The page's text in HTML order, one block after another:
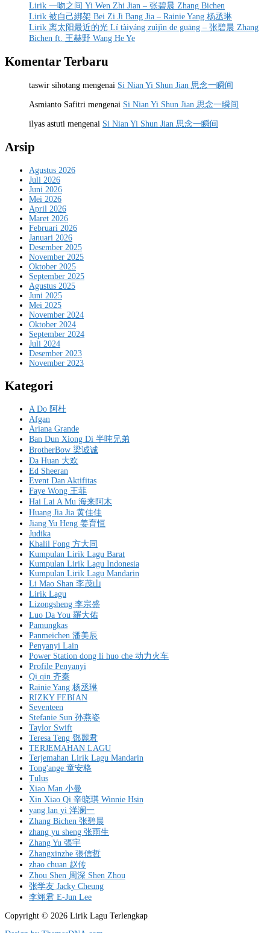
Lirik 一吻之间 Yi Wen Zhi Jian – 张碧晨 Zhang Bichen
Lirik 被自己綁架 Bei Zi Ji Bang Jia – Rainie Yang 杨丞琳
Lirik 离太阳最近的光 Lí tàiyáng zuìjìn de guāng – 张碧晨 Zhang
Bichen ft. 王赫野 Wang He Ye
Komentar Terbaru
taswir sihotang mengenai Si Nian Yi Shun Jian 思念一瞬间
Asmianto Safitri mengenai Si Nian Yi Shun Jian 思念一瞬间
ilyas astuti mengenai Si Nian Yi Shun Jian 思念一瞬间
Arsip
Agustus 2026
Juli 2026
Juni 2026
Mei 2026
April 2026
Maret 2026
Februari 2026
Januari 2026
Desember 2025
November 2025
Oktober 2025
September 2025
Agustus 2025
Juni 2025
Mei 2025
November 2024
Oktober 2024
September 2024
Juli 2024
Desember 2023
November 2023
Kategori
A Do 阿杜
Afgan
Ariana Grande
Ban Dun Xiong Di 半吨兄弟
BrotherBow 梁诚诚
Da Huan 大欢
Ed Sheeran
Event Dan Aktifitas
Faye Wong 王菲
Hai Lai A Mu 海来阿木
Huang Jia Jia 黄佳佳
Jiang Yu Heng 姜育恒
Judika
Khalil Fong 方大同
Kumpulan Lirik Lagu Barat
Kumpulan Lirik Lagu Indonesia
Kumpulan Lirik Lagu Mandarin
Li Mao Shan 李茂山
Lirik Lagu
Lizongsheng 李宗盛
Luo Da You 羅大佑
Pamungkas
Panmeichen 潘美辰
Penyanyi Lain
Power Station dong li huo che 动力火车
Profile Penyanyi
Qi qin 齐秦
Rainie Yang 杨丞琳
RIZKY FEBIAN
Seventeen
Stefanie Sun 孙燕姿
Taylor Swift
Teresa Teng 鄧麗君
TERJEMAHAN LAGU
Terjemahan Lirik Lagu Mandarin
Tong'ange 童安格
Tulus
Xiao Man 小曼
Xin Xiao Qi 辛晓琪 Winnie Hsin
yang lan yi 洋澜一
Zhang Bichen 张碧晨
zhang yu sheng 张雨生
Zhang Yu 張宇
Zhangxinzhe 張信哲
zhao chuan 赵传
Zhou Shen 周深 Shen Zhou
张学友 Jacky Cheung
李翊君 E-Jun Lee
Copyright © 2026 Lirik Lagu Terlengkap